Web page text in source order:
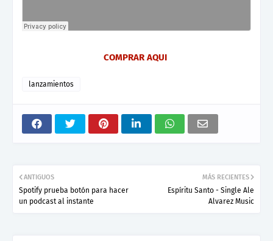
COMPRAR AQUI
lanzamientos
MÁS RECIENTES
Espíritu Santo - Single Ale
Alvarez Music
ANTIGUOS
Spotify prueba botón para hacer
un podcast al instante